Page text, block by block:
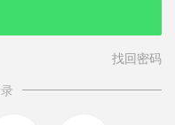
找回密码